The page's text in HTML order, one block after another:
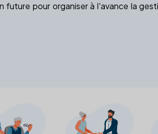
pour organiser à l'avance la